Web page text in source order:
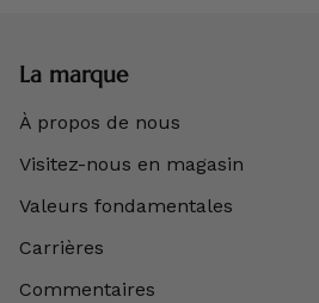
La marque
À propos de nous
Visitez-nous en magasin
Valeurs fondamentales
Carrières
Commentaires